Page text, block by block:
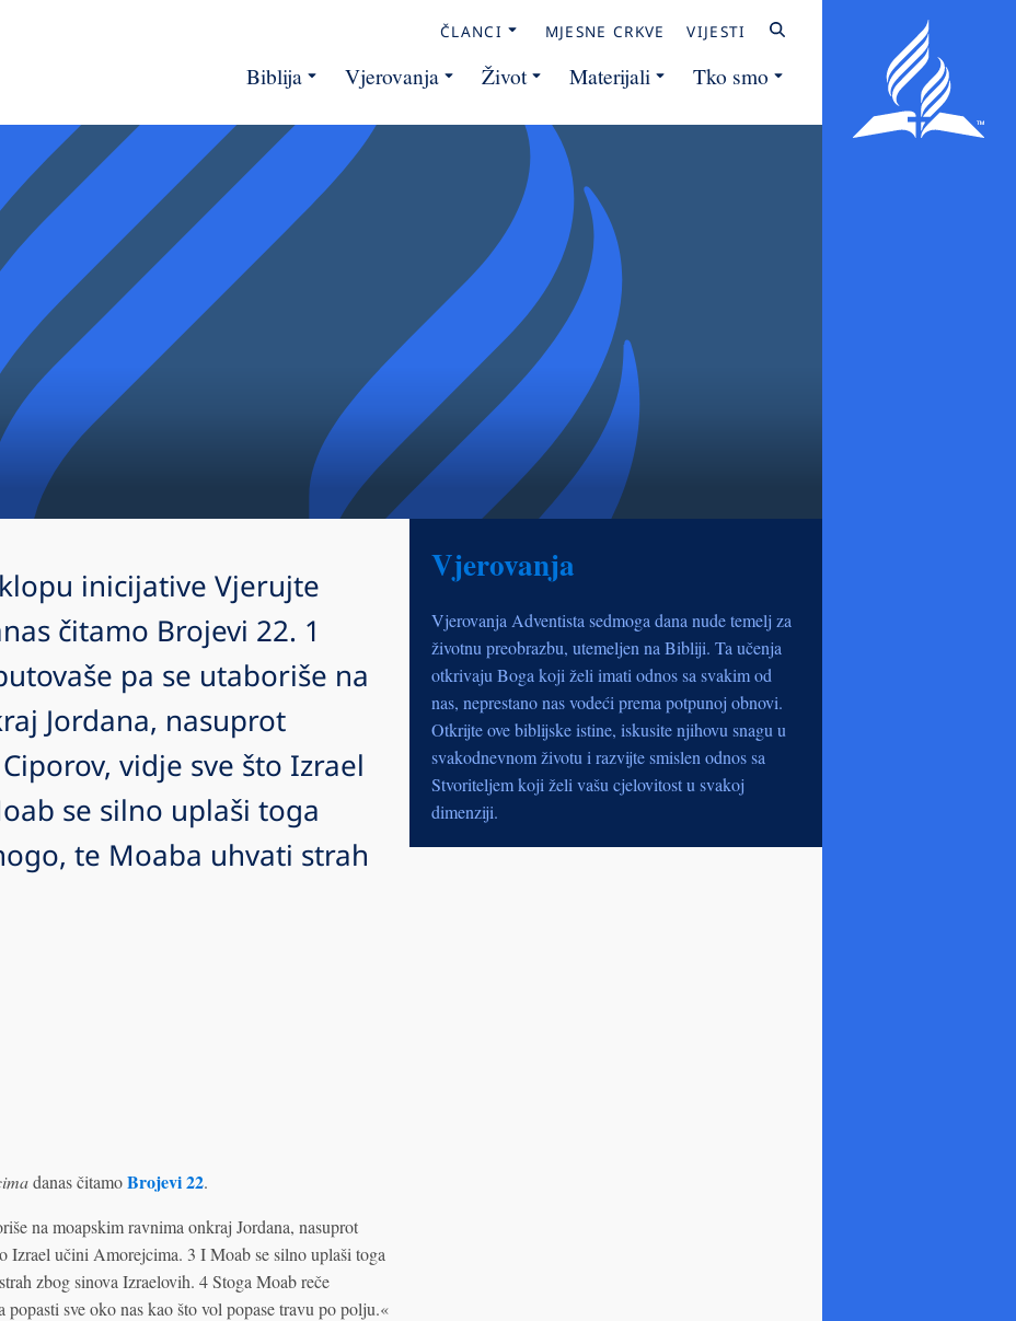
ČLANCI MJESNE CRKVE VIJESTI
Biblija Vjerovanja Život Materijali Tko smo
inicijative Vjerujte
čitamo Brojevi 22. 1
pa se utaboriše na
Jordana, nasuprot
vidje sve što Izrael
se silno uplaši toga
te Moaba uhvati strah
danas čitamoBrojevi 22.
na moapskim ravnima onkraj Jordana, nasuprot
Izrael učini Amorejcima. 3 I Moab se silno uplaši toga
zbog sinova Izraelovih. 4 Stoga Moab reče
sve oko nas kao što vol popase travu po polju.«
Vjerovanja
Vjerovanja Adventista sedmoga dana nude temelj za
životnu preobrazbu, utemeljen na Bibliji. Ta učenja
otkrivaju Boga koji želi imati odnos sa svakim od
nas, neprestano nas vodeći prema potpunoj obnovi.
Otkrijte ove biblijske istine, iskusite njihovu snagu u
svakodnevnom životu i razvijte smislen odnos sa
Stvoriteljem koji želi vašu cjelovitost u svakoj
dimenziji.